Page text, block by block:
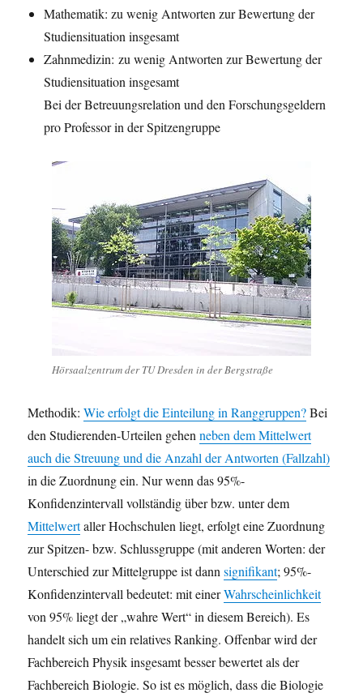
Mathematik: zu wenig Antworten zur Bewertung der
Studiensituation insgesamt
Zahnmedizin: zu wenig Antworten zur Bewertung der
Studiensituation insgesamt
Bei der Betreuungsrelation und den Forschungsgeldern
pro Professor in der Spitzengruppe
Hörsaalzentrum der TU Dresden in der Bergstraße
Methodik:Wie erfolgt die Einteilung in Ranggruppen?Bei
den Studierenden-Urteilen gehenneben dem Mittelwert
auch die Streuung und die Anzahl der Antworten (Fallzahl)
in die Zuordnung ein. Nur wenn das 95%-
Konfidenzintervall vollständig über bzw. unter dem
Mittelwertaller Hochschulen liegt, erfolgt eine Zuordnung
zur Spitzen- bzw. Schlussgruppe (mit anderen Worten: der
Unterschied zur Mittelgruppe ist dannsignifikant; 95%-
Konfidenzintervall bedeutet: mit einerWahrscheinlichkeit
von 95% liegt der „wahre Wert“ in diesem Bereich). Es
handelt sich um ein relatives Ranking. Offenbar wird der
Fachbereich Physik insgesamt besser bewertet als der
Fachbereich Biologie. So ist es möglich, dass die Biologie